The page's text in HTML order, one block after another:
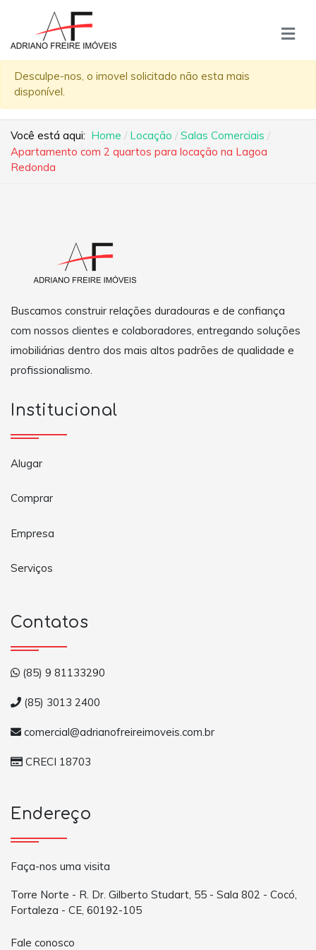
Desculpe-nos, o imovel solicitado não esta mais
disponível.
Você está aqui: Home Locação
Salas Comerciais
Apartamento com 2 quartos para locação na Lagoa
Redonda
Buscamos construir relações duradouras e de confiança
com nossos clientes e colaboradores, entregando soluções
imobiliárias dentro dos mais altos padrões de qualidade e
profissionalismo.
Institucional
Alugar
Comprar
Empresa
Serviços
Contatos
(85) 9 81133290
(85) 3013 2400
comercial@adrianofreireimoveis.com.br
CRECI 18703
Endereço
Faça-nos uma visita
Torre Norte - R. Dr. Gilberto Studart, 55 - Sala 802 - Cocó,
Fortaleza - CE, 60192-105
Fale conosco